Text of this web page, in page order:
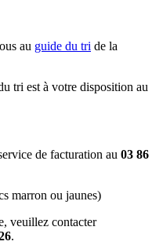
au guide du tri de la
tri est à votre disposition au
de facturation au 03 86
marron ou jaunes)
veuillez contacter
.